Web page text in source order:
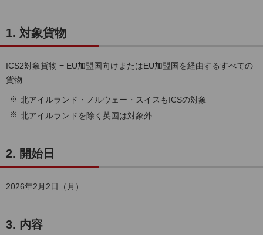
1. 対象貨物
ICS2対象貨物 = EU加盟国向けまたはEU加盟国を経由するすべての
貨物
北アイルランド・ノルウェー・スイスもICSの対象
北アイルランドを除く英国は対象外
2. 開始日
2026年2月2日（月）
3. 内容